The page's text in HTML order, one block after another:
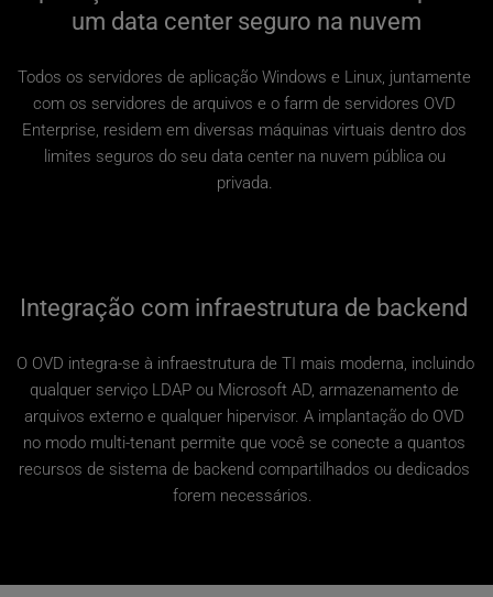
um data center seguro na nuvem
Todos os servidores de aplicação Windows e Linux, juntamente
com os servidores de arquivos e o farm de servidores OVD
Enterprise, residem em diversas máquinas virtuais dentro dos
limites seguros do seu data center na nuvem pública ou
privada.
Integração com infraestrutura de backend
O OVD integra-se à infraestrutura de TI mais moderna, incluindo
qualquer serviço LDAP ou Microsoft AD, armazenamento de
arquivos externo e qualquer hipervisor. A implantação do OVD
no modo multi-tenant permite que você se conecte a quantos
recursos de sistema de backend compartilhados ou dedicados
forem necessários.